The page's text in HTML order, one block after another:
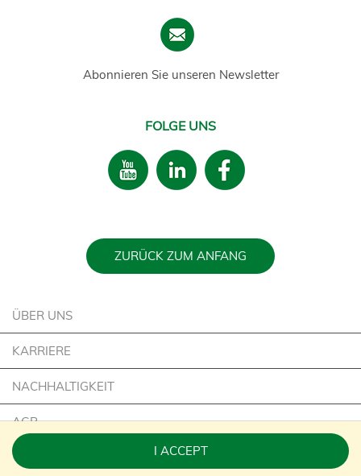
I ACCEPT
Abonnieren Sie unseren Newsletter
FOLGE UNS
ZURÜCK ZUM ANFANG
ÜBER UNS
KARRIERE
NACHHALTIGKEIT
AGB
IMPRESSUM